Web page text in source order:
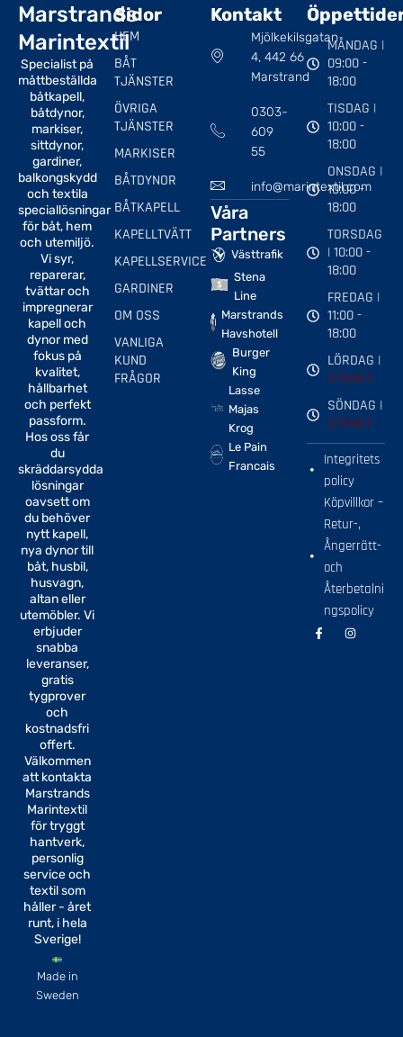
Marstrands
Marintextil
Specialist på
måttbeställda
båtkapell,
båtdynor,
markiser,
sittdynor,
gardiner,
balkongskydd
och textila
speciallösningar
för båt, hem
och utemiljö.
Vi syr,
reparerar,
tvättar och
impregnerar
kapell och
dynor med
fokus på
kvalitet,
hållbarhet
och perfekt
passform.
Hos oss får
du
skräddarsydda
lösningar
oavsett om
du behöver
nytt kapell,
nya dynor till
båt, husbil,
husvagn,
altan eller
utemöbler. Vi
erbjuder
snabba
leveranser,
gratis
tygprover
och
kostnadsfri
offert.
Välkommen
att kontakta
Marstrands
Marintextil
för tryggt
hantverk,
personlig
service och
textil som
håller - året
runt, i hela
Sverige!
Made in
Sweden
Sidor
HEM
BÅT
TJÄNSTER
ÖVRIGA
TJÄNSTER
MARKISER
BÅTDYNOR
BÅTKAPELL
KAPELLTVÄTT
KAPELLSERVICE
GARDINER
OM OSS
VANLIGA
KUND
FRÅGOR
Kontakt
Mjölkekilsgatan
4, 442 66
Marstrand
0303-
609
55
info@marintextil.com
Våra
Partners
Västtrafik
Stena
Line
Marstrands
Havshotell
Burger
King
Lasse
Majas
Krog
Le Pain
Francais
MÅNDAG |
09:00 -
18:00
TISDAG |
10:00 -
18:00
ONSDAG |
10:00 -
18:00
TORSDAG
| 10:00 -
18:00
FREDAG |
11:00 -
18:00
LÖRDAG |
STÄNGT
SÖNDAG |
STÄNGT
Integritets
policy
Köpvillkor –
Retur-,
Ångerrätt-
och
Återbetalni
ngspolicy
F
a
I
n